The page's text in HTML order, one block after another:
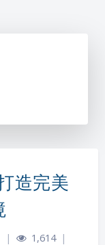
造完美
| 1,614
|